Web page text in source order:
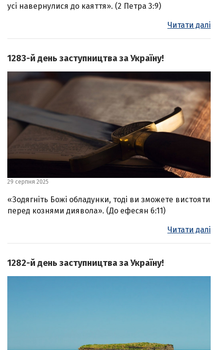
усі навернулися до каяття». (2 Петра 3:9)
Читати далі
1283-й день заступництва за Україну!
29 серпня 2025
«Зодягніть Божі обладунки, тоді ви зможете вистояти
перед кознями диявола». (До ефесян 6:11)
Читати далі
1282-й день заступництва за Україну!